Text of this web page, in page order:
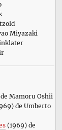
Miyazaki
Mamoru Oshii
de Umberto
(1969) de